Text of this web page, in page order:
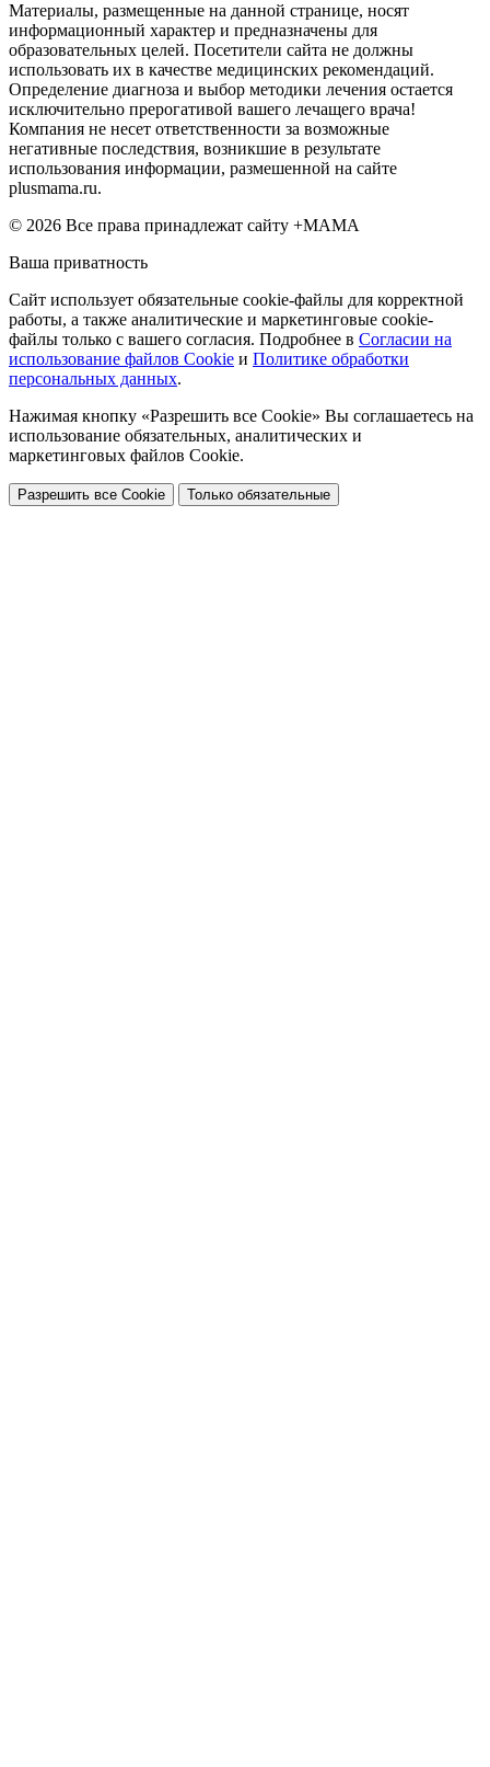
Материалы, размещенные на данной странице, носят
информационный характер и предназначены для
образовательных целей. Посетители сайта не должны
использовать их в качестве медицинских рекомендаций.
Определение диагноза и выбор методики лечения остается
исключительно прерогативой вашего лечащего врача!
Компания не несет ответственности за возможные
негативные последствия, возникшие в результате
использования информации, размешенной на сайте
plusmama.ru.
© 2026 Все права принадлежат сайту +МАМА
Ваша приватность
Сайт использует обязательные cookie-файлы для корректной
работы, а также аналитические и маркетинговые cookie-
файлы только с вашего согласия. Подробнее в Согласии на
использование файлов Cookie и Политике обработки
персональных данных.
Нажимая кнопку «Разрешить все Cookie» Вы соглашаетесь на
использование обязательных, аналитических и
маркетинговых файлов Cookie.
Разрешить все Cookie Только обязательные